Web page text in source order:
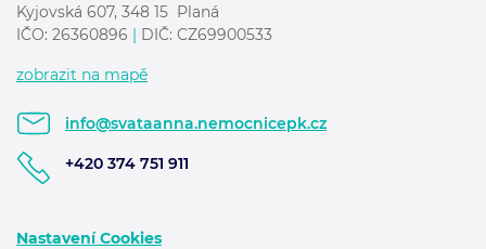
Kyjovská 607, 348 15 Planá
IČO: 26360896 | DIČ: CZ69900533
zobrazit na mapě
info@svataanna.nemocnicepk.cz
+420 374 751 911
Nastavení Cookies